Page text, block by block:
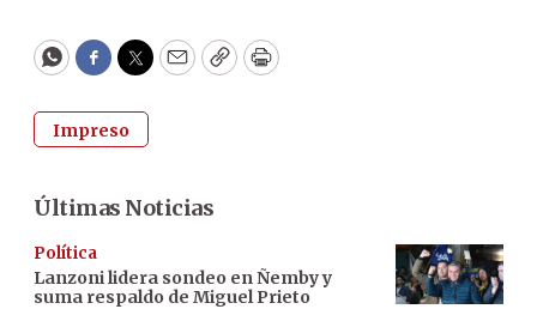
WhatsApp
Facebook
Twitter
EmailCopyPrint
Impreso
Últimas Noticias
Política
Lanzoni lidera sondeo en Ñemby y
suma respaldo de Miguel Prieto